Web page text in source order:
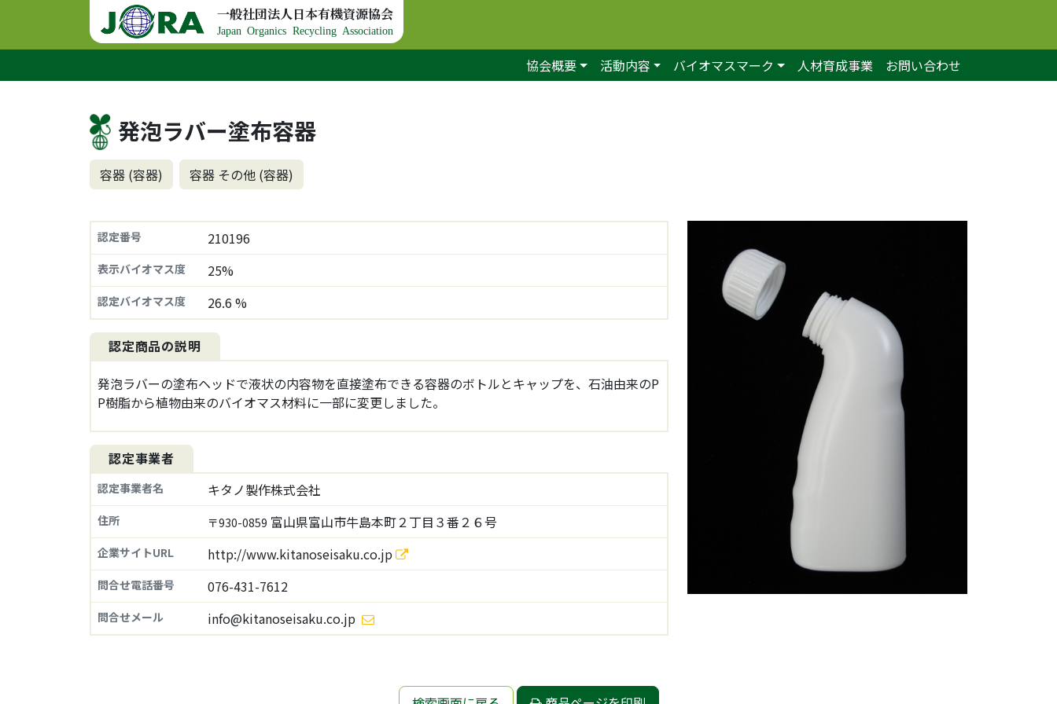
コンテンツへスキップ
メインナビゲーション
一般社団法人日本有機資源協会
Japan Organics Recycling Association
協会概要 活動内容 バイオマスマーク 人材育成事業 お問い合わせ
発泡ラバー塗布容器
容器 (容器) 容器 その他 (容器)
認定番号 210196
表示バイオマス度 25%
認定バイオマス度 26.6 %
認定商品の説明
発泡ラバーの塗布ヘッドで液状の内容物を直接塗布できる容器のボトルとキャップを、石油由来のP
P樹脂から植物由来のバイオマス材料に一部に変更しました。
認定事業者
認定事業者名 キタノ製作株式会社
住所 〒930-0859 富山県富山市牛島本町２丁目３番２６号
企業サイトURL http://www.kitanoseisaku.co.jp
問合せ電話番号 076-431-7612
問合せメール info@kitanoseisaku.co.jp